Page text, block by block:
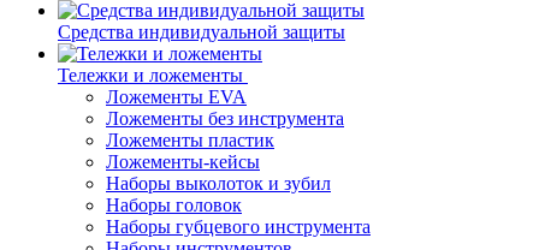
Средства индивидуальной защиты
Тележки и ложементы
Ложементы EVA
Ложементы без инструмента
Ложементы пластик
Ложементы-кейсы
Наборы выколоток и зубил
Наборы головок
Наборы губцевого инструмента